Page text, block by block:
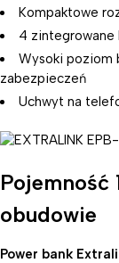
Kompaktowe
4 zintegrowane
Wysoki poziom
zabezpieczeń
Uchwyt na
Pojemność
obudowie
Power bank